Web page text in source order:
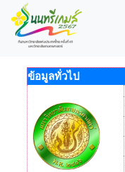
ข้อมูลทั่วไป